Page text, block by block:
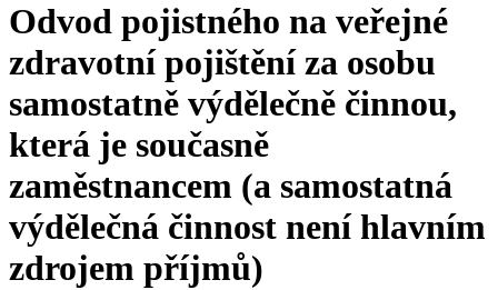
Odvod pojistného na veřejné
zdravotní pojištění za osobu
samostatně výdělečně činnou,
která je současně
zaměstnancem (a samostatná
výdělečná činnost není hlavním
zdrojem příjmů)